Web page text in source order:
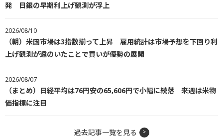
発 日銀の早期利上げ観測が浮上
2026/08/10
（朝）米国市場は3指数揃って上昇 雇用統計は市場予想を下回り利
上げ観測が遠のいたことで買いが優勢の展開
2026/08/07
（まとめ）日経平均は76円安の65,606円で小幅に続落 来週は米物
価指標に注目
過去記事一覧を見る